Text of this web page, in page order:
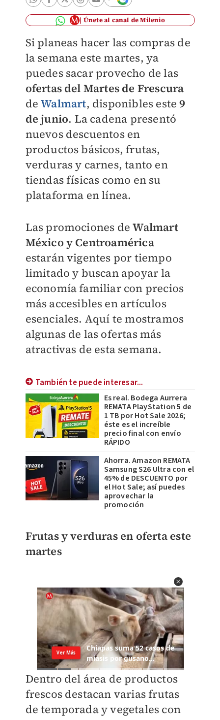
Únete al canal de Milenio
Si planeas hacer las compras de
la semana este martes, ya
puedes sacar provecho de las
ofertas del Martes de Frescura
deWalmart, disponibles este9
de junio. La cadena presentó
nuevos descuentos en
productos básicos, frutas,
verduras y carnes, tanto en
tiendas físicas como en su
plataforma en línea.
Las promociones deWalmart
México y Centroamérica
estarán vigentes por tiempo
limitado y buscan apoyar la
economía familiar con precios
más accesibles en artículos
esenciales. Aquí te mostramos
algunas de las ofertas más
atractivas de esta semana.
También te puede interesar...
Es real. Bodega Aurrera
REMATA PlayStation 5 de
1 TB por Hot Sale 2026;
éste es el increíble
precio final con envío
RÁPIDO
Ahorra. Amazon REMATA
Samsung S26 Ultra con el
45% de DESCUENTO por
el Hot Sale; así puedes
aprovechar la
promoción
Frutas y verduras en oferta este
martes
Dentro del área de productos
frescos destacan varias frutas
de temporada y vegetales con